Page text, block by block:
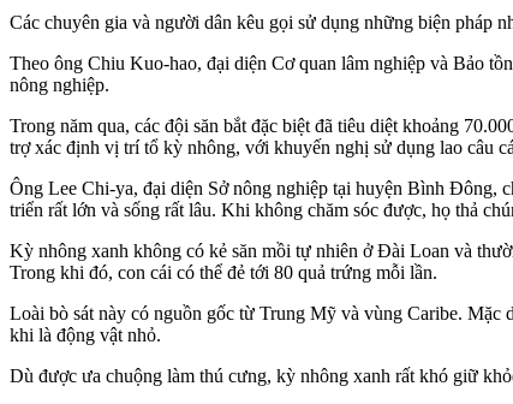
Các chuyên gia và người dân kêu gọi sử dụng những biện pháp
Theo ông Chiu Kuo-hao, đại diện Cơ quan lâm nghiệp và Bảo
nông nghiệp.
Trong năm qua, các đội săn bắt đặc biệt đã tiêu diệt khoảng
trợ xác định vị trí tổ kỳ nhông, với khuyến nghị sử dụng lao câu
Ông Lee Chi-ya, đại diện Sở nông nghiệp tại huyện Bình Đông,
triển rất lớn và sống rất lâu. Khi không chăm sóc được, họ thả
Kỳ nhông xanh không có kẻ săn mồi tự nhiên ở Đài Loan và
Trong khi đó, con cái có thể đẻ tới 80 quả trứng mỗi lần.
Loài bò sát này có nguồn gốc từ Trung Mỹ và vùng Caribe. Mặc
khi là động vật nhỏ.
Dù được ưa chuộng làm thú cưng, kỳ nhông xanh rất khó giữ